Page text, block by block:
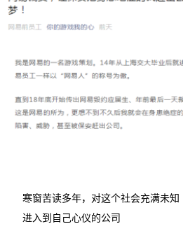
寒窗苦读多年，对这个社会充满未知
进入到自己心仪的公司